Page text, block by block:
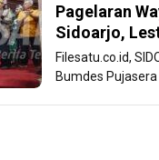
Karawang
Pagelaran
Sidoarjo,
Filesatu.co.id,
Bumdes